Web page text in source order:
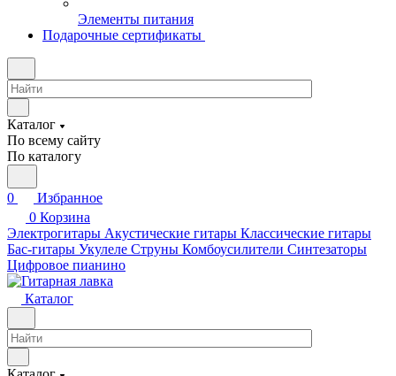
Элементы питания
Подарочные сертификаты
Каталог
По всему сайту
По каталогу
0
Избранное
0 Корзина
Электрогитары Акустические гитары Классические гитары
Бас-гитары Укулеле Струны Комбоусилители Синтезаторы
Цифровое пианино
Каталог